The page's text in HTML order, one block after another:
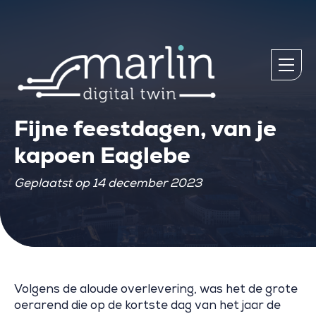
Fijne feestdagen, van je
kapoen Eaglebe
Geplaatst op 14 december 2023
Volgens de aloude overlevering, was het de grote
oerarend die op de kortste dag van het jaar de